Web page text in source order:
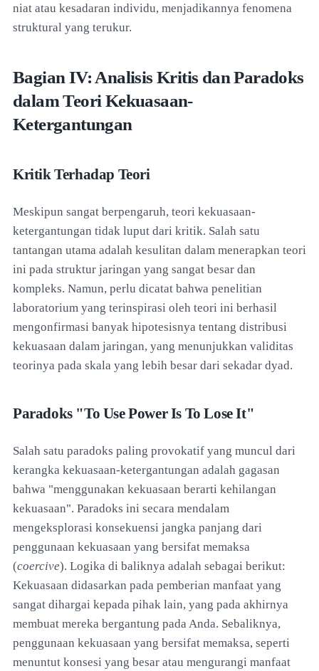
niat atau kesadaran individu, menjadikannya fenomena
struktural yang terukur.
Bagian IV: Analisis Kritis dan Paradoks
dalam Teori Kekuasaan-
Ketergantungan
Kritik Terhadap Teori
Meskipun sangat berpengaruh, teori kekuasaan-
ketergantungan tidak luput dari kritik. Salah satu
tantangan utama adalah kesulitan dalam menerapkan teori
ini pada struktur jaringan yang sangat besar dan
kompleks. Namun, perlu dicatat bahwa penelitian
laboratorium yang terinspirasi oleh teori ini berhasil
mengonfirmasi banyak hipotesisnya tentang distribusi
kekuasaan dalam jaringan, yang menunjukkan validitas
teorinya pada skala yang lebih besar dari sekadar dyad.
Paradoks "To Use Power Is To Lose It"
Salah satu paradoks paling provokatif yang muncul dari
kerangka kekuasaan-ketergantungan adalah gagasan
bahwa "menggunakan kekuasaan berarti kehilangan
kekuasaan". Paradoks ini secara mendalam
mengeksplorasi konsekuensi jangka panjang dari
penggunaan kekuasaan yang bersifat memaksa
(coercive). Logika di baliknya adalah sebagai berikut:
Kekuasaan didasarkan pada pemberian manfaat yang
sangat dihargai kepada pihak lain, yang pada akhirnya
membuat mereka bergantung pada Anda. Sebaliknya,
penggunaan kekuasaan yang bersifat memaksa, seperti
menuntut konsesi yang besar atau mengurangi manfaat